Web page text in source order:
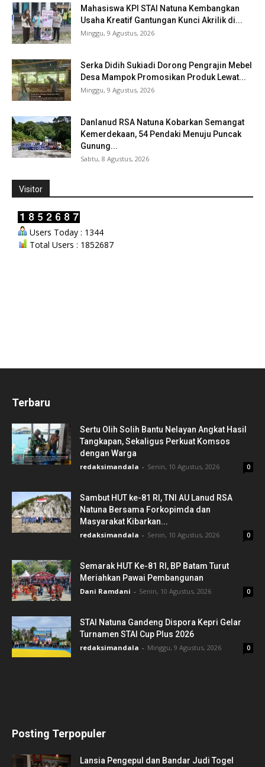
Mahasiswa KPI STAI Natuna Kembangkan
Usaha Kreatif Gantungan Kunci Akrilik di...
Minggu, 9 Agustus, 2026
Serka Didih Sukiadi Dorong Pengrajin Mebel
Desa Mampok Promosikan Produk Lewat...
Minggu, 9 Agustus, 2026
Danlanud RSA Natuna Kobarkan Semangat
Kemerdekaan, 54 Pendaki Menuju Puncak
Gunung...
Sabtu, 8 Agustus, 2026
Visitor
Users Today : 1344
Total Users : 1852687
Terbaru
Sertu Olih Solih Bantu Nelayan Angkat Hasil
Tangkapan, Sekaligus Perkuat Komsos
dengan Warga
redaksimandala - Senin, 10 Agustus, 2026 0
Sambut HUT ke-81 RI, TNI AU Lanud RSA
Natuna Bersama Forkopimda dan
Masyarakat Kibarkan...
redaksimandala - Senin, 10 Agustus, 2026 0
Semarak HUT Ke-81 RI, BP Batam Turut
Meriahkan Pawai Pembangunan
Dani Ramdani - Senin, 10 Agustus, 2026 0
STAI Natuna Gandeng Dispora Kepri Gelar
Turnamen STAI Cup Plus 2026
redaksimandala - Minggu, 9 Agustus, 2026 0
Posting Terpopuler
Lansia Pengepul dan Bandar Judi Togel